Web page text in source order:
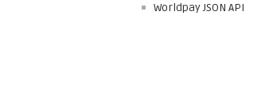
Worldpay JSON API